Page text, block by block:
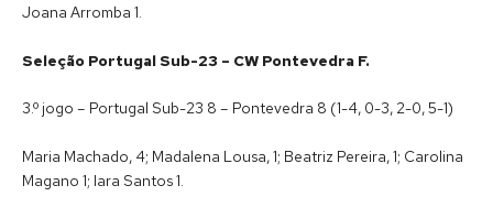
Joana Arromba 1.
Seleção Portugal Sub-23 – CW Pontevedra F.
3.º jogo – Portugal Sub-23 8 – Pontevedra 8 (1-4, 0-3, 2-0, 5-1)
Maria Machado, 4; Madalena Lousa, 1; Beatriz Pereira, 1; Carolina
Magano 1; Iara Santos 1.